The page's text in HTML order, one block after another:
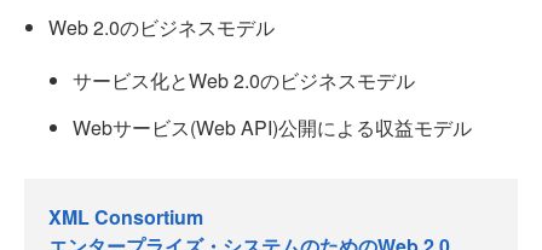
Web 2.0のビジネスモデル
サービス化とWeb 2.0のビジネスモデル
Webサービス(Web API)公開による収益モデル
XML Consortium